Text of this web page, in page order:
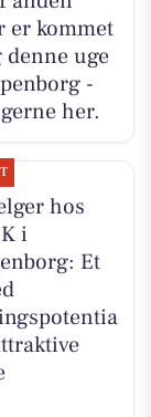
er kommet
uge
-
her.
hos
i
Et